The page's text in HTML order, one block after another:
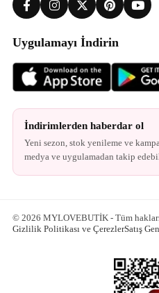
Uygulamayı İndirin
İndirimlerden haberdar ol
Yeni sezon, stok yenileme ve
medya ve uygulamadan takip
© 2026 MYLOVEBUTİK - Tüm hakları
Gizlilik Politikası ve ÇerezlerSatış